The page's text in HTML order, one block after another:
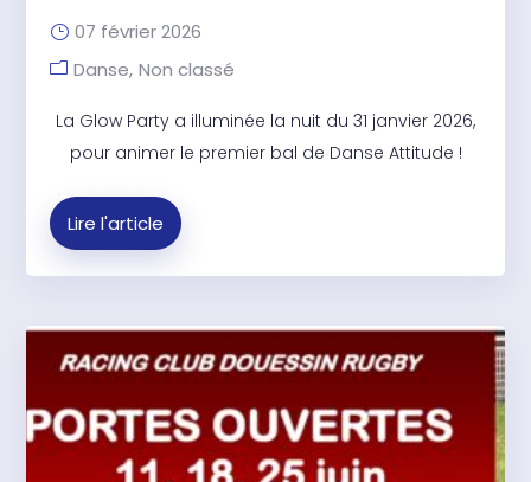
07 février 2026
Danse Non classé
La Glow Party a illuminée la nuit du 31 janvier 2026,
pour animer le premier bal de Danse Attitude !
Lire l'article